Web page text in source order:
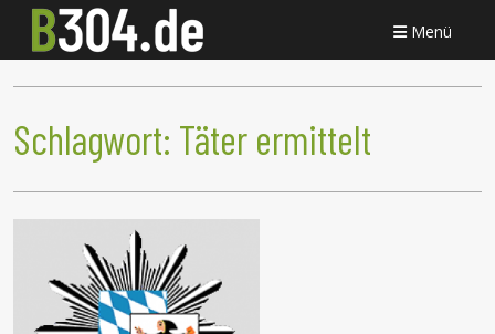
Menü
Schlagwort: Täter ermittelt